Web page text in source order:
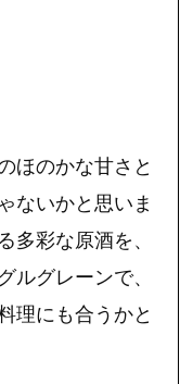
ほのかな甘さと
ないかと思いま
多彩な原酒を、
ルグレーンで、
理にも合うかと